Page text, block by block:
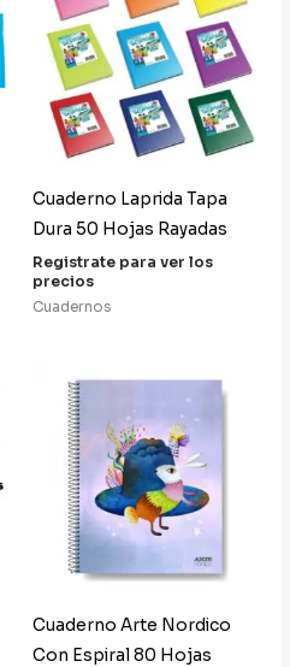
Cuaderno Laprida Tapa
Dura 50 Hojas Rayadas
Registrate para ver los
precios
Cuadernos
Cuaderno Arte Nordico
Con Espiral 80 Hojas